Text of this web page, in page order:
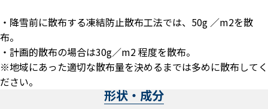
・降雪前に散布する凍結防止散布工法では、50g ／m2を散
布。
・計画的散布の場合は30g／m2 程度を散布。
※地域にあった適切な散布量を決めるまでは多めに散布してく
ださい。
形状・成分